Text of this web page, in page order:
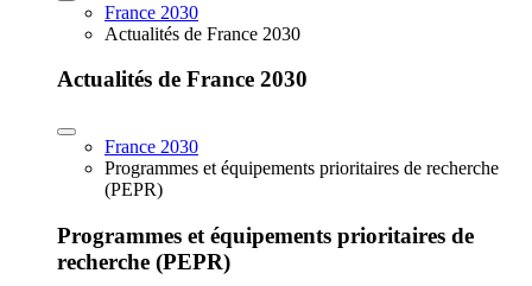
France 2030
Actualités de France 2030
Actualités de France 2030
France 2030
Programmes et équipements prioritaires de recherche
(PEPR)
Programmes et équipements prioritaires de
recherche (PEPR)